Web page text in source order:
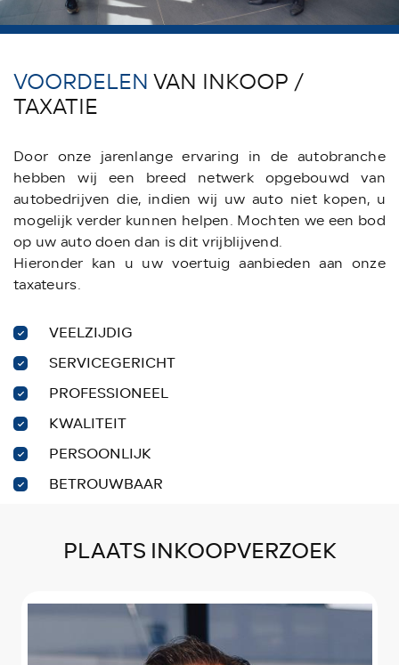
VOORDELENVAN INKOOP /
TAXATIE
Door onze jarenlange ervaring in de autobranche
hebben wij een breed netwerk opgebouwd van
autobedrijven die, indien wij uw auto niet kopen, u
mogelijk verder kunnen helpen. Mochten we een bod
op uw auto doen dan is dit vrijblijvend.
Hieronder kan u uw voertuig aanbieden aan onze
taxateurs.
VEELZIJDIG
SERVICEGERICHT
PROFESSIONEEL
KWALITEIT
PERSOONLIJK
BETROUWBAAR
PLAATS INKOOPVERZOEK